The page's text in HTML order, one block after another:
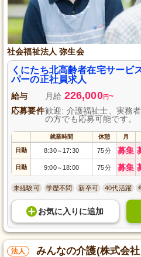
社会福祉法人 弥生会
くにたち北高齢者在宅サービ
パーの正社員求人
給与 月給 226,000円~
応募要件歓迎: 介護福祉士、実務
の方でも応募可能です。
就業時間 休憩 月
日勤 8:30～ 17:30 75分 募集
日勤 9:00～ 18:00 75分 募集
未経験可 学歴不問 新卒可 40代活躍
お気に入り に追加
法人 みんなの介護(株式会